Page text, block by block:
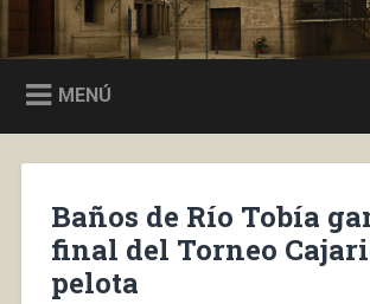
Baños de Río Tobía
MENÚ
Baños de Río Tobía
final del Torneo
pelota